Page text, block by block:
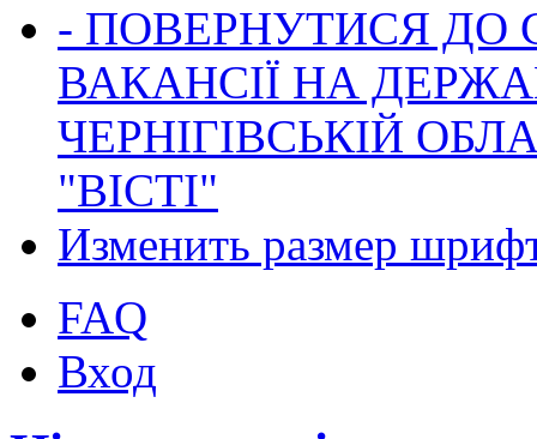
- ПОВЕРНУТИСЯ ДО
ВАКАНСІЇ НА
ЧЕРНІГІВСЬКІЙ
"ВІСТІ"
Изменить размер
FAQ
Вход